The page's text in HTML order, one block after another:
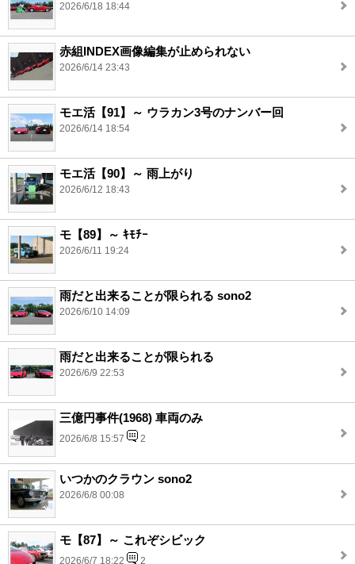
2026/6/18 18:44
赤組INDEX画像編集が止められない
2026/6/14 23:43
モエ活【91】～ ウラカン3号のナンバー回
2026/6/14 18:54
モエ活【90】～ 雨上がり
2026/6/12 18:43
モ【89】～ ｷﾓﾁｰ
2026/6/11 19:24
雨だと出来ることが限られる sono2
2026/6/10 14:09
雨だと出来ることが限られる
2026/6/9 22:53
三億円事件(1968) 車両のみ
2026/6/8 15:57 2
いつかのクラウン sono2
2026/6/8 00:08
モ【87】～ これぞシビック
2026/6/7 18:22 2